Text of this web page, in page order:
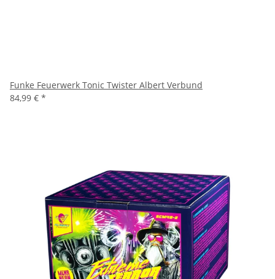
Funke Feuerwerk Tonic Twister Albert Verbund
84,99 € *